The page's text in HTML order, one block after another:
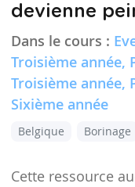
devienne
Dans le cours :
Troisième année,
Troisième année,
Sixième année
Belgique Borinage
Cette ressource